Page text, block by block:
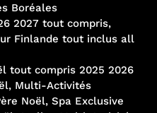
Boréales
2027 tout compris,
Finlande tout inclus all
tout compris 2025 2026
Multi-Activités
Noël, Spa Exclusive